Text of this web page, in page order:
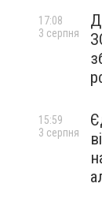
17:08
3 серпня
15:59
3 серпня